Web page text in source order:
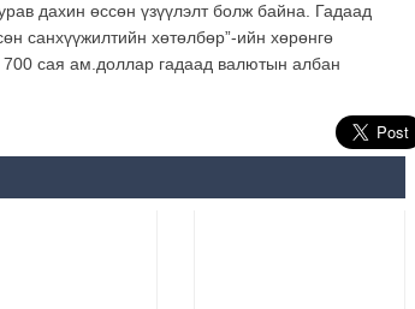
дахин өссөн үзүүлэлт болж байна. Гадаад
санхүүжилтийн хөтөлбөр”-ийн хөрөнгө
сая ам.доллар гадаад валютын албан